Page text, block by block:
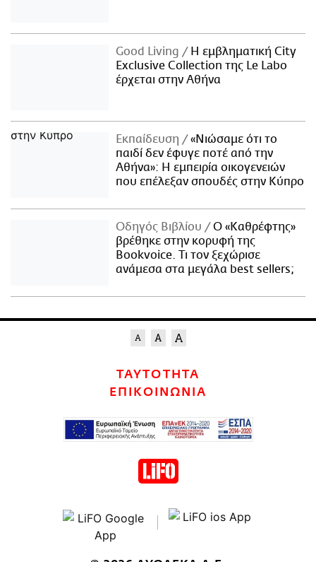
Good Living
Η εμβληματική City
Exclusive Collection της Le Labo
έρχεται στην Αθήνα
Εκπαίδευση
«Νιώσαμε ότι το
παιδί δεν έφυγε ποτέ από την
Αθήνα»: Η εμπειρία οικογενειών
που επέλεξαν σπουδές στην Κύπρο
Οδηγός Βιβλίου
Ο «Καθρέφτης»
βρέθηκε στην κορυφή της
Bookvoice. Τι τον ξεχώρισε
ανάμεσα στα μεγάλα best sellers;
ΤΑΥΤΟΤΗΤΑ
ΕΠΙΚΟΙΝΩΝΙΑ